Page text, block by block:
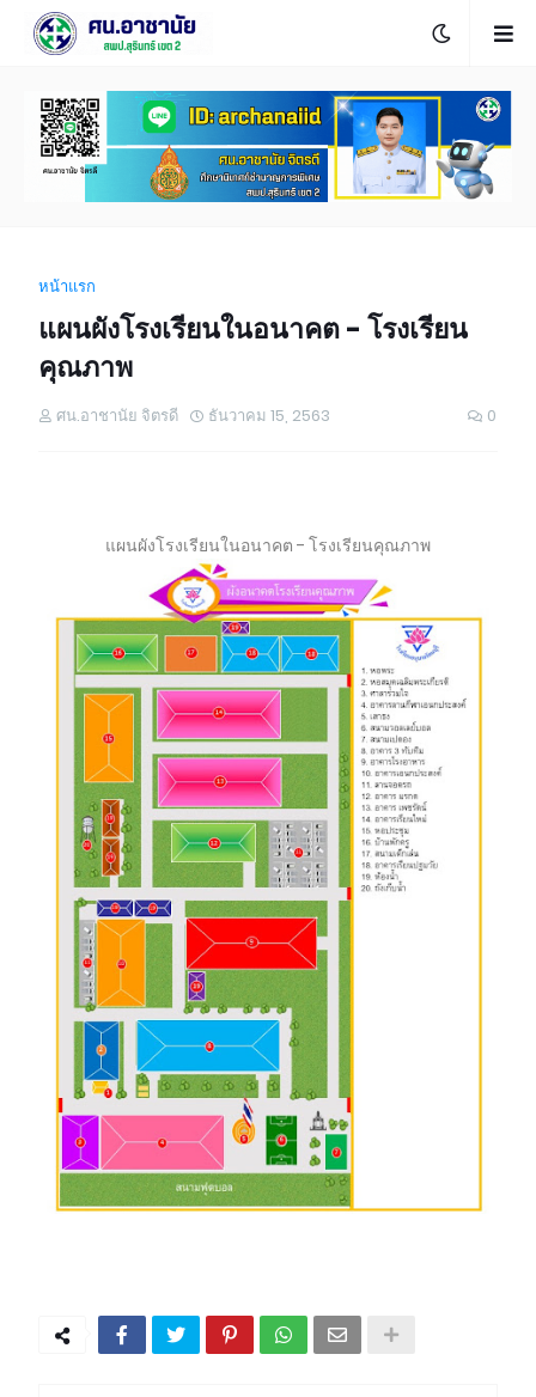
หน้าแรก
แผนผังโรงเรียนในอนาคต - โรงเรียน
คุณภาพ
ศน.อาชานัย จิตรดี ธันวาคม 15, 2563 0
แผนผังโรงเรียนในอนาคต - โรงเรียนคุณภาพ